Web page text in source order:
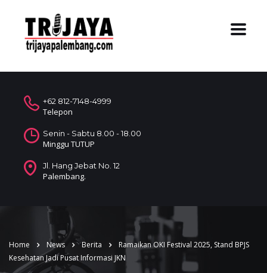
+62 812-7148-4999
Telepon
Senin - Sabtu 8.00 - 18.00
Minggu TUTUP
Jl. Hang Jebat No. 12
Palembang.
Home News Berita
Ramaikan OKI Festival 2025, Stand BPJS
Kesehatan Jadi Pusat Informasi JKN